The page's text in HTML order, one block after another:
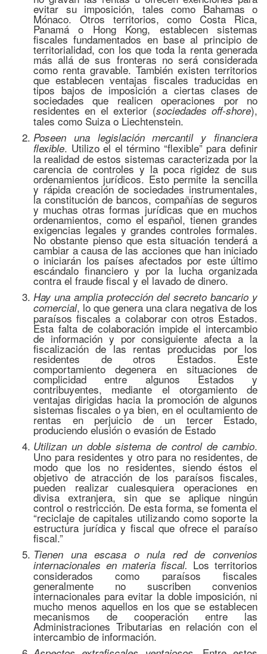
evitar su imposición, tales como Bahamas o
Mónaco. Otros territorios, como Costa Rica,
Panamá o Hong Kong, establecen sistemas
fiscales fundamentados en base al principio de
territorialidad, con los que toda la renta generada
más allá de sus fronteras no será considerada
como renta gravable. También existen territorios
que establecen ventajas fiscales traducidas en
tipos bajos de imposición a ciertas clases de
sociedades que realicen operaciones por no
residentes en el exterior (sociedades off-shore),
tales como Suiza o Liechtenstein.
Poseen una legislación mercantil y financiera
flexible. Utilizo el el término “flexible” para definir
la realidad de estos sistemas caracterizada por la
carencia de controles y la poca rigidez de sus
ordenamientos jurídicos. Esto permite la sencilla
y rápida creación de sociedades instrumentales,
la constitución de bancos, compañías de seguros
y muchas otras formas jurídicas que en muchos
ordenamientos, como el español, tienen grandes
exigencias legales y grandes controles formales.
No obstante pienso que esta situación tenderá a
cambiar a causa de las acciones que han iniciado
o iniciarán los países afectados por este último
escándalo financiero y por la lucha organizada
contra el fraude fiscal y el lavado de dinero.
Hay una amplia protección del secreto bancario y
comercial, lo que genera una clara negativa de los
paraísos fiscales a colaborar con otros Estados.
Esta falta de colaboración impide el intercambio
de información y por consiguiente afecta a la
fiscalización de las rentas producidas por los
residentes de otros Estados. Este
comportamiento degenera en situaciones de
complicidad entre algunos Estados y
contribuyentes, mediante el otorgamiento de
ventajas dirigidas hacia la promoción de algunos
sistemas fiscales o ya bien, en el ocultamiento de
rentas en perjuicio de un tercer Estado,
produciendo elusión o evasión de Estado
Utilizan un doble sistema de control de cambio.
Uno para residentes y otro para no residentes, de
modo que los no residentes, siendo éstos el
objetivo de atracción de los paraísos fiscales,
pueden realizar cualesquiera operaciones en
divisa extranjera, sin que se aplique ningún
control o restricción. De esta forma, se fomenta el
“reciclaje de capitales utilizando como soporte la
estructura jurídica y fiscal que ofrece el paraíso
fiscal.”
Tienen una escasa o nula red de convenios
internacionales en materia fiscal. Los territorios
considerados como paraísos fiscales
generalmente no suscriben convenios
internacionales para evitar la doble imposición, ni
mucho menos aquellos en los que se establecen
mecanismos de cooperación entre las
Administraciones Tributarias en relación con el
intercambio de información.